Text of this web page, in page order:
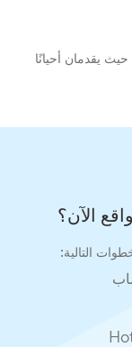
حيث يقدمان أحيانًا
الآن؟
التالية: